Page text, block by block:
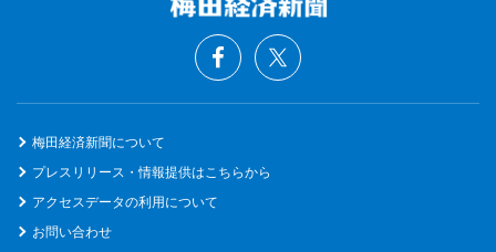
梅田経済新聞について
プレスリリース・情報提供はこちらから
アクセスデータの利用について
お問い合わせ